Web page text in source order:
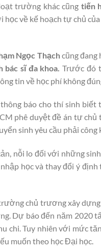
trường khác cũng tiến
về kế hoạch tự chủ
Ngọc Thạchcũng đang
bác sĩ đa khoa. Trước đó
tin về học phí không
báo cho thí sinh
phê duyệt đề án tự
sinh yêu cầu phải
nỗi lo đối với những
học và thay đổi ý
chủ trương xây
Dự báo đến năm 2020
chi. Tuy nhiên với mức
muốn theo học Đại học.